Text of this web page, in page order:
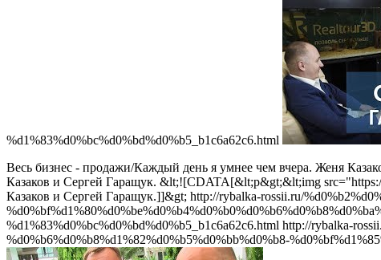
%d1%83%d0%bc%d0%bd%d0%b5_b1c6a62c6.html
Весь бизнес - продажи/Каждый день я умнее чем вчера. Женя
Казаков и Сергей Гаращук. &lt;![CDATA[&lt;p&gt;&lt;img
Казаков и Сергей Гаращук.]]&gt; http://rybalka-rossii.ru/
%d1%83%d0%bc%d0%bd%d0%b5_b1c6a62c6.html http://rybalka-
%d0%b6%d0%b8%d1%82%d0%b5%d0%bb%d0%b8-